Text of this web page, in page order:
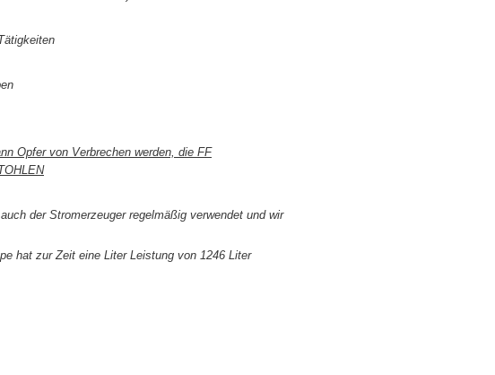
Opfer von Verbrechen werden, die FF
der Stromerzeuger regelmäßig verwendet und wir
hat zur Zeit eine Liter Leistung von 1246 Liter